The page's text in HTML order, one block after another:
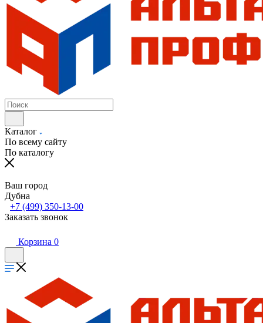
Каталог
По всему сайту
По каталогу
Ваш город
Дубна
+7 (499) 350-13-00
Заказать звонок
Корзина 0